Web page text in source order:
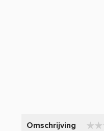
Omschrijving